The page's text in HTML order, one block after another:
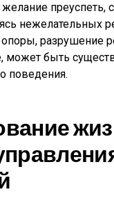
преуспеть,
нежелательных
опоры, разрушение
может быть
поведения.